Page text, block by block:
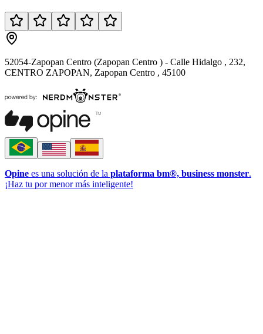
52054-Zapopan Centro (Zapopan Centro ) - Calle Hidalgo , 232,
CENTRO ZAPOPAN, Zapopan Centro , 45100
Opine es una solución de la plataforma bm®, business monster.
¡Haz tu por menor más inteligente!